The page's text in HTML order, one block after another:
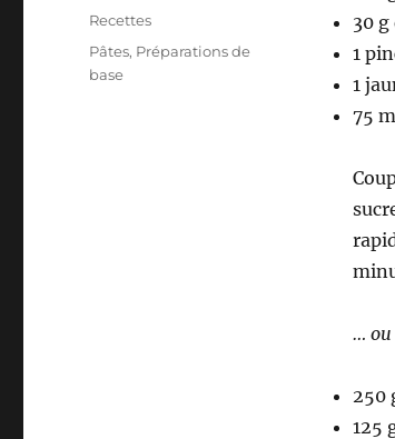
30 g
1
1
75
… ou
250
125
Catégories
Recettes
Étiquettes
Pâtes, Préparations de
base